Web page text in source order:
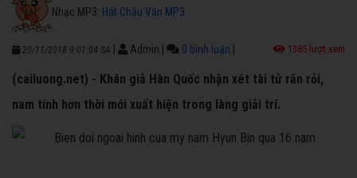
Nhạc MP3: Hát Chầu Văn MP3
20/11/2018 9:01:04 SA Admin 0 bình luận 1385 lượt xem
(cailuong.net) - Khán giả Hàn Quốc nhận xét tài tử rắn rỏi,
nam tính hơn thời mới xuất hiện trong làng giải trí.